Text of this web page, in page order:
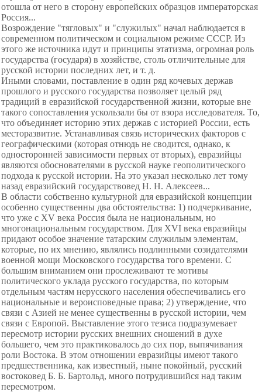
отошла от него в сторону европейских образцов императорская
Россия...
Возрождение "тягловых" и "служилых" начал наблюдается в
современном политическом и социальном режиме СССР. Из
этого же источника идут и принципы этатизма, огромная роль
государства (государя) в хозяйстве, столь отличительные для
русской истории последних лет, и т. д.
Иными словами, поставление в один ряд кочевых держав
прошлого и русского государства позволяет целый ряд
традиций в евразийской государственной жизни, которые вне
такого сопоставления ускользали бы от взора исследователя. То,
что объединяет историю этих держав с историей России, есть
месторазвитие. Устанавливая связь исторических факторов с
географическими (которая отнюдь не сводится, однако, к
односторонней зависимости первых от вторых), евразийцы
являются обоснователями в русской науке геополитического
подхода к русской истории. На это указал несколько лет тому
назад евразийский государствовед Н. Н. Алексеев...
В области собственно культурной для евразийской концепции
особенно существенны два обстоятельства: 1) подчеркивание,
что уже с XV века Россия была не национальным, но
многонациональным государством. Для XVI века евразийцы
придают особое значение татарским служилым элементам,
которые, по их мнению, являлись подлинными созидателями
военной мощи Московского государства того времени. С
большим вниманием они прослеживают те мотивы
политического уклада русского государства, по которым
отдельным частям нерусского населения обеспечивались его
национальные и вероисповедные права; 2) утверждение, что
связи с Азией не менее существенны в русской истории, чем
связи с Европой. Выставление этого тезиса подразумевает
пересмотр истории русских внешних сношений в духе
большего, чем это практиковалось до сих пор, выпячивания
роли Востока. В этом отношении евразийцы имеют такого
предшественника, как известный, ныне покойный, русский
востоковед Б. Б. Бартольд, много потрудившийся над таким
пересмотром.